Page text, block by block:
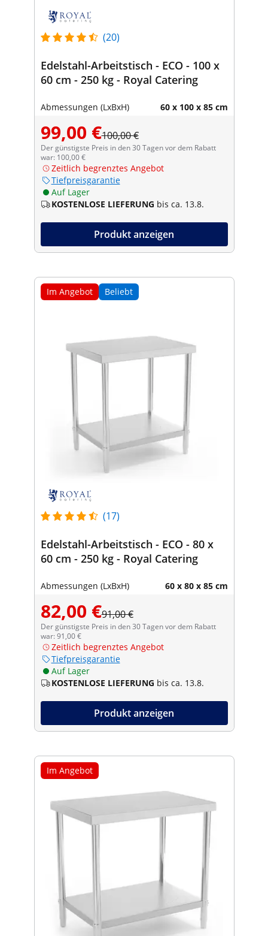
(20)
Edelstahl-Arbeitstisch - ECO - 100 x
60 cm - 250 kg - Royal Catering
Abmessungen (LxBxH) 60 x 100 x 85 cm
99,00 €100,00 €
Der günstigste Preis in den 30 Tagen vor dem Rabatt
war: 100,00 €
Zeitlich begrenztes Angebot
Tiefpreisgarantie
Auf Lager
KOSTENLOSE LIEFERUNG bis ca. 13.8.
Produkt anzeigen
Im Angebot Beliebt
(17)
Edelstahl-Arbeitstisch - ECO - 80 x
60 cm - 250 kg - Royal Catering
Abmessungen (LxBxH) 60 x 80 x 85 cm
82,00 €91,00 €
Der günstigste Preis in den 30 Tagen vor dem Rabatt
war: 91,00 €
Zeitlich begrenztes Angebot
Tiefpreisgarantie
Auf Lager
KOSTENLOSE LIEFERUNG bis ca. 13.8.
Produkt anzeigen
Im Angebot